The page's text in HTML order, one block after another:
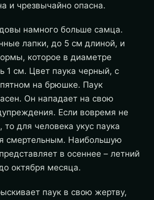
и чрезвычайно опасна.
намного больше самца.
лапки, до 5 см длиной, и
которое в диаметре
1 см. Цвет паука черный, с
на брюшке. Паук
Он нападает на свою
Если вовремя не
то для человека укус паука
смертельным. Наибольшую
в осеннее – летний
октября месяца.
паук в свою жертву,